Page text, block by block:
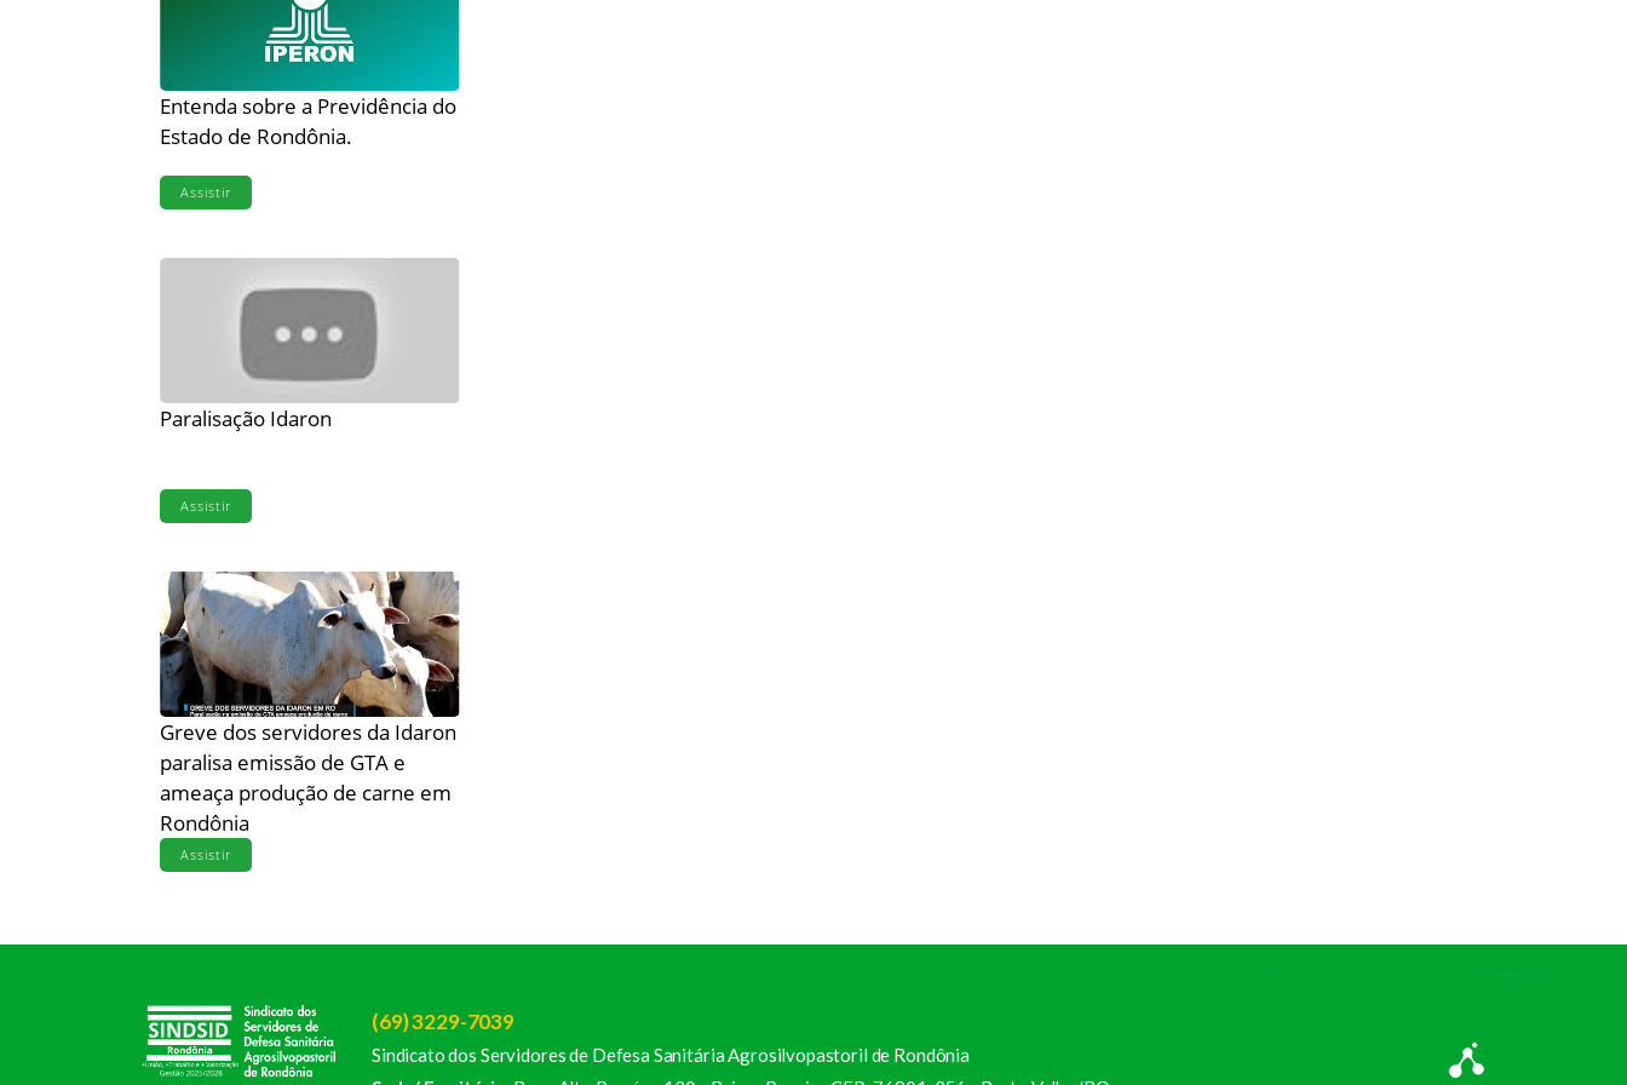
Entenda sobre a Previdência do
Estado de Rondônia.
Assistir
Paralisação Idaron
Assistir
Greve dos servidores da Idaron
paralisa emissão de GTA e
ameaça produção de carne em
Rondônia
Assistir
(69) 3229-7039
Sindicato dos Servidores de Defesa Sanitária Agrosilvopastoril de Rondônia